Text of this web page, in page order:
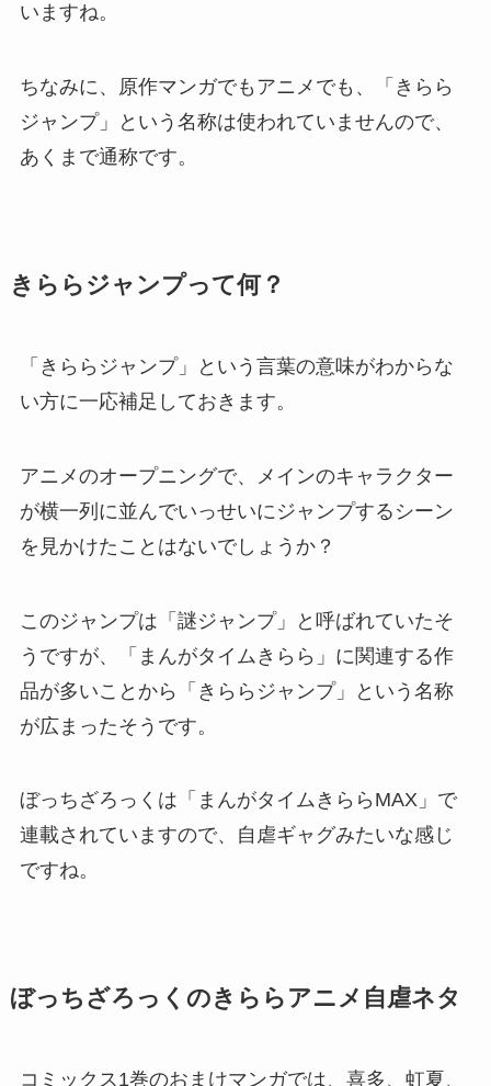
いますね。
ちなみに、原作マンガでもアニメでも、「きらら
ジャンプ」という名称は使われていませんので、
あくまで通称です。
きららジャンプって何？
「きららジャンプ」という言葉の意味がわからな
い方に一応補足しておきます。
アニメのオープニングで、メインのキャラクター
が横一列に並んでいっせいにジャンプするシーン
を見かけたことはないでしょうか？
このジャンプは「謎ジャンプ」と呼ばれていたそ
うですが、「まんがタイムきらら」に関連する作
品が多いことから「きららジャンプ」という名称
が広まったそうです。
ぼっちざろっくは「まんがタイムきららMAX」で
連載されていますので、自虐ギャグみたいな感じ
ですね。
ぼっちざろっくのきららアニメ自虐ネタ
コミックス1巻のおまけマンガでは、喜多、虹夏、